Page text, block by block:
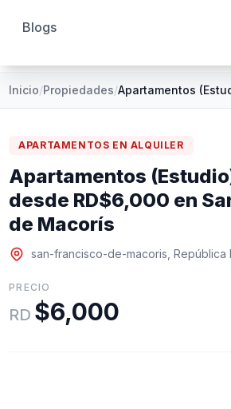
Blogs
Inicio/Propiedades/
APARTAMENTOS EN ALQUILER
Apartamentos
desde RD$6,000 en
de Macorís
san-francisco-de-macoris ,República
PRECIO
RD $6,000